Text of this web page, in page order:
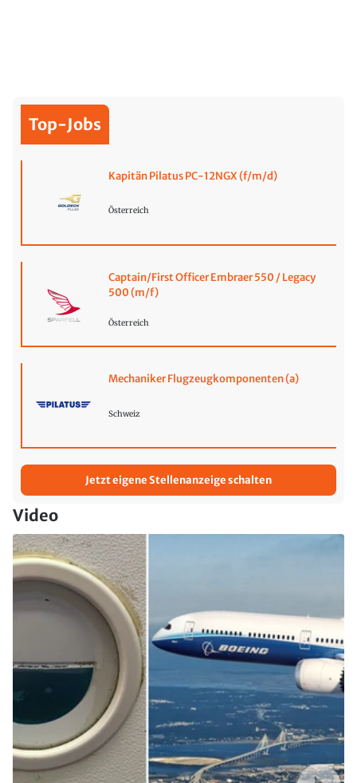
Top-Jobs
Kapitän Pilatus PC-12NGX (f/m/d)
Österreich
Captain/First Officer Embraer 550 / Legacy
500 (m/f)
Österreich
Mechaniker Flugzeugkomponenten (a)
Schweiz
Jetzt eigene Stellenanzeige schalten
Video